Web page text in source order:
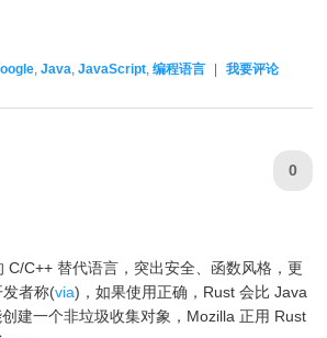
,Java,JavaScript,编程语言 | 我要评论
0
C/C++ 替代语言，突出安全、函数风格，更
发者称(via)，如果使用正确，Rust 会比 Java
建一个非垃圾收集对象，Mozilla 正用 Rust